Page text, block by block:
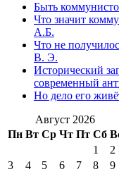
Быть
Что значит
А.Б.
Что не
В. Э.
Исторический
современный
Но дело его
Август 2026
Пн Вт Ср Чт Пт Сб
1
2
3
4 5 6 7 8
9